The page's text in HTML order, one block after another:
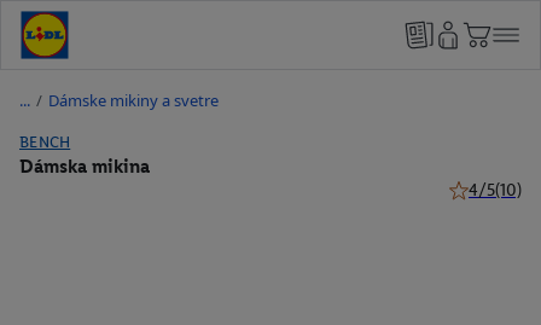
/ Dámske mikiny a svetre
BENCH
Dámska mikina
4/5(10)